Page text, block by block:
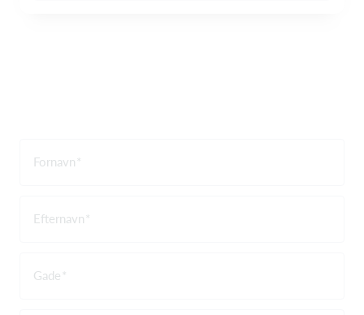
Fornavn
Efternavn
Gade